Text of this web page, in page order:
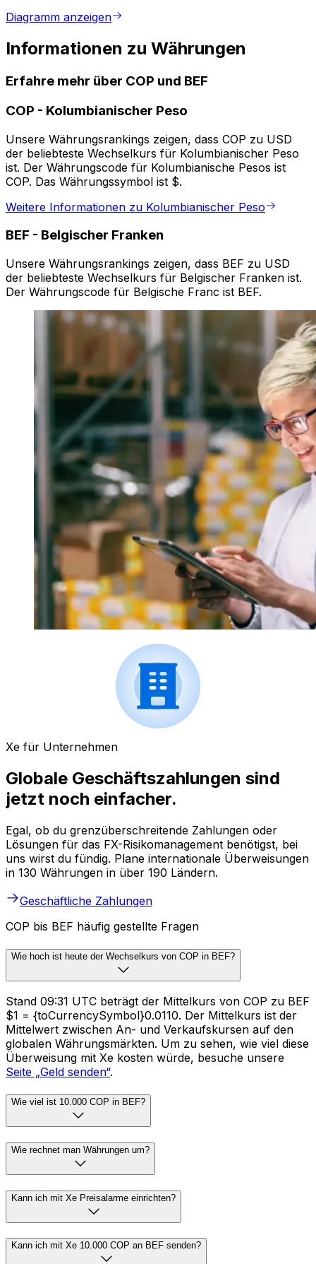
Diagramm anzeigen
Informationen zu Währungen
Erfahre mehr über COP und BEF
COP - Kolumbianischer Peso
Unsere Währungsrankings zeigen, dass COP zu USD
der beliebteste Wechselkurs für Kolumbianischer Peso
ist. Der Währungscode für Kolumbianische Pesos ist
COP. Das Währungssymbol ist $.
Weitere Informationen zu Kolumbianischer Peso
BEF - Belgischer Franken
Unsere Währungsrankings zeigen, dass BEF zu USD
der beliebteste Wechselkurs für Belgischer Franken ist.
Der Währungscode für Belgische Franc ist BEF.
Xe für Unternehmen
Globale Geschäftszahlungen sind
jetzt noch einfacher.
Egal, ob du grenzüberschreitende Zahlungen oder
Lösungen für das FX-Risikomanagement benötigst, bei
uns wirst du fündig. Plane internationale Überweisungen
in 130 Währungen in über 190 Ländern.
Geschäftliche Zahlungen
COP bis BEF häufig gestellte Fragen
Wie hoch ist heute der Wechselkurs von COP in BEF?
Stand 09:31 UTC beträgt der Mittelkurs von COP zu BEF
$1 = {toCurrencySymbol}0.0110. Der Mittelkurs ist der
Mittelwert zwischen An- und Verkaufskursen auf den
globalen Währungsmärkten. Um zu sehen, wie viel diese
Überweisung mit Xe kosten würde, besuche unsere
Seite „Geld senden“.
Wie viel ist 10.000 COP in BEF?
Wie rechnet man Währungen um?
Kann ich mit Xe Preisalarme einrichten?
Kann ich mit Xe 10.000 COP an BEF senden?